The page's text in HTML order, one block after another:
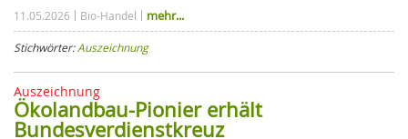
11.05.2026 Bio-Handel mehr...
Stichwörter:Auszeichnung
Auszeichnung
Ökolandbau-Pionier erhält
Bundesverdienstkreuz